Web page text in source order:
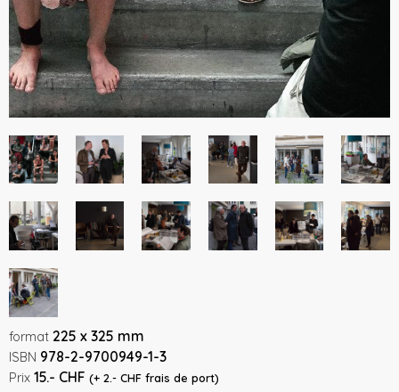
format 225 x 325 mm
ISBN 978-2-9700949-1-3
Prix 15.- CHF (+ 2.- CHF frais de port)